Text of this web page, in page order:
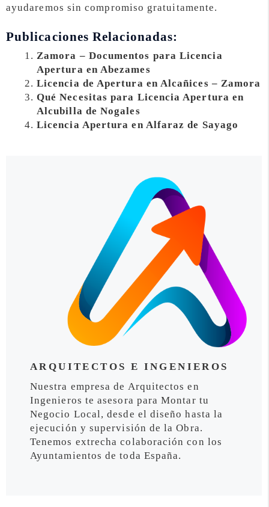
ayudaremos sin compromiso gratuitamente.
Publicaciones Relacionadas:
Zamora – Documentos para Licencia
Apertura en Abezames
Licencia de Apertura en Alcañices – Zamora
Qué Necesitas para Licencia Apertura en
Alcubilla de Nogales
Licencia Apertura en Alfaraz de Sayago
ARQUITECTOS E INGENIEROS
Nuestra empresa de Arquitectos en
Ingenieros te asesora para Montar tu
Negocio Local, desde el diseño hasta la
ejecución y supervisión de la Obra.
Tenemos extrecha colaboración con los
Ayuntamientos de toda España.